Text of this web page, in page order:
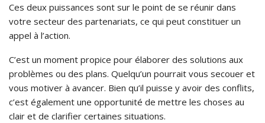
Ces deux puissances sont sur le point de se réunir dans
votre secteur des partenariats, ce qui peut constituer un
appel à l’action.
C’est un moment propice pour élaborer des solutions aux
problèmes ou des plans. Quelqu’un pourrait vous secouer et
vous motiver à avancer. Bien qu’il puisse y avoir des conflits,
c’est également une opportunité de mettre les choses au
clair et de clarifier certaines situations.